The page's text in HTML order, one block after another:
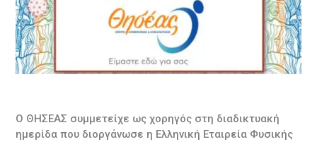
O ΘΗΣΕΑΣ συμμετείχε ως χορηγός στη διαδικτυακή
ημερίδα που διοργάνωσε η Ελληνική Εταιρεία Φυσικής